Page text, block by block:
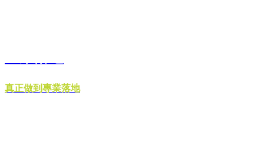
真正做到專業落地